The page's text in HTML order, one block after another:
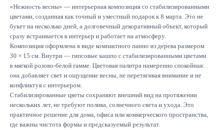
«Нежность весны» — интерьерная композиция со стабилизированными
цветами, созданная как точный и уместный подарок к 8 марта. Это не
букет на несколько дней, а долговечный декоративный объект, который
сразу встраивается в интерьер и работает на атмосферу.
Композиция оформлена в виде компактного панно из дерева размером
30 × 15 см. Внутри — гипсовые кашпо с стабилизированными цветами
в мягкой розово-белой гамме. Цветовая палитра намеренно спокойная:
она добавляет свет и ощущение весны, не перетягивая внимание и не
конфликтуя с интерьером.
Стабилизированные цветы сохраняют внешний вид на протяжении
нескольких лет, не требуют полива, солнечного света и ухода. Это
практичное решение для дома, офиса или коммерческого пространства,
где важны чистота формы и предсказуемый результат.
Отправить
Подписывайтесь
на новинки и акции